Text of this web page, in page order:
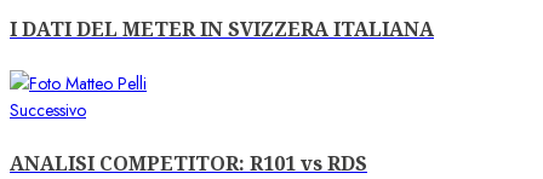
articolo
I DATI DEL METER IN SVIZZERA ITALIANA
SuccessivoArticolo
ANALISI COMPETITOR: R101 vs RDS